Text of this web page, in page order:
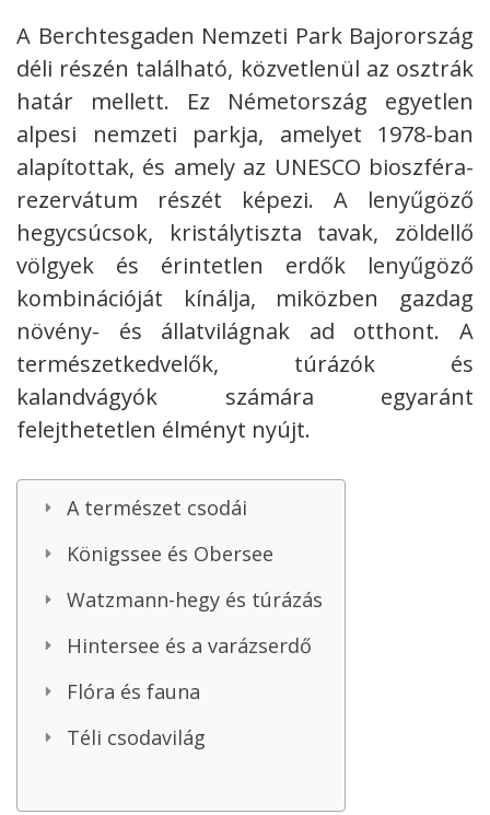
A Berchtesgaden Nemzeti Park Bajorország
déli részén található, közvetlenül az osztrák
határ mellett. Ez Németország egyetlen
alpesi nemzeti parkja, amelyet 1978-ban
alapítottak, és amely az UNESCO bioszféra-
rezervátum részét képezi. A lenyűgöző
hegycsúcsok, kristálytiszta tavak, zöldellő
völgyek és érintetlen erdők lenyűgöző
kombinációját kínálja, miközben gazdag
növény- és állatvilágnak ad otthont. A
természetkedvelők, túrázók és
kalandvágyók számára egyaránt
felejthetetlen élményt nyújt.
A természet csodái
Königssee és Obersee
Watzmann-hegy és túrázás
Hintersee és a varázserdő
Flóra és fauna
Téli csodavilág